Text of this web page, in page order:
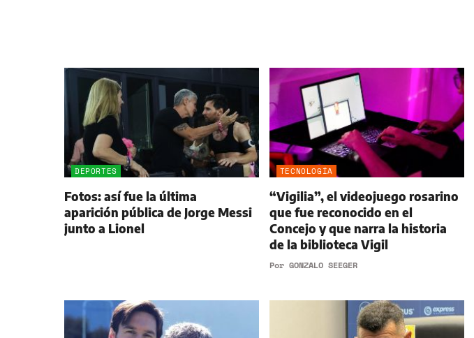
DEPORTES
Fotos: así fue la última
aparición pública de Jorge Messi
junto a Lionel
TECNOLOGÍA
“Vigilia”, el videojuego rosarino
que fue reconocido en el
Concejo y que narra la historia
de la biblioteca Vigil
Por GONZALO SEEGER